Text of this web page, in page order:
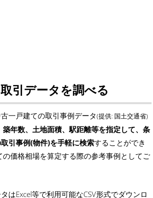
引データを調べる
一戸建ての取引事例データ(提供: 国土交通省)
築年数、土地面積、駅距離等を指定して、条
引事例(物件)を手軽に検索することができ
の価格相場を算定する際の参考事例としてご
はExcel等で利用可能なCSV形式でダウンロ